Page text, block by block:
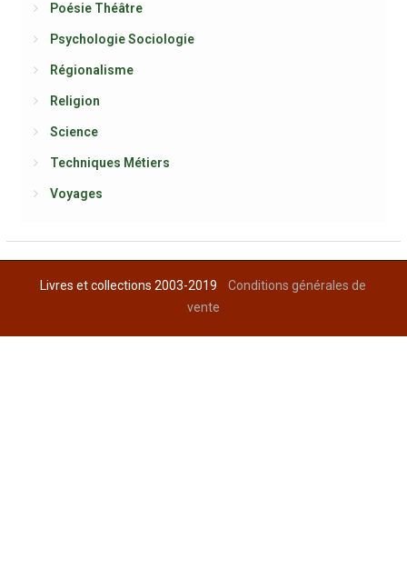
Poésie Théâtre
Psychologie Sociologie
Régionalisme
Religion
Science
Techniques Métiers
Voyages
Livres et collections 2003-2019Conditions générales de
vente